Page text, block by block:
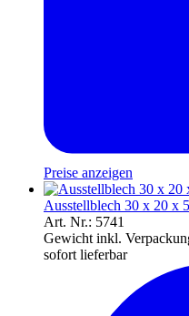
Preise anzeigen
Ausstellblech 30 x 20 x
Art. Nr.: 5741
Gewicht inkl.
sofort lieferbar